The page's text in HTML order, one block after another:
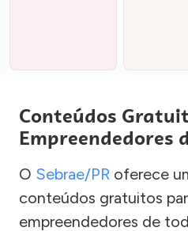
Conteúdos
Empreendedores
O Sebrae/PR oferece
conteúdos gratuitos
empreendedores de